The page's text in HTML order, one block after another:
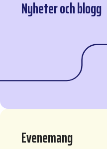
Nyheter och blogg
Evenemang